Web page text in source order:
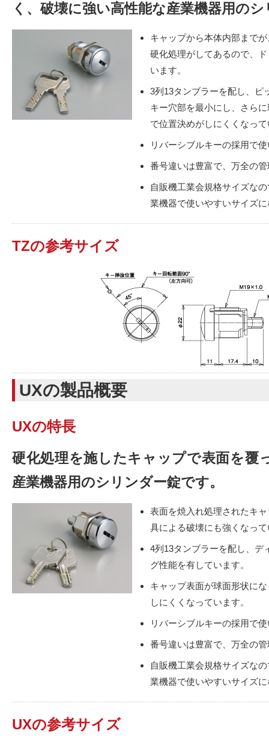
く、破壊に強い高性能な産業機器用の
キャップから本体内部まで
硬化処理がしてあるので、
います。
3列13タンブラーを配し、ピ
キー穴部を最小にし、さら
で位置決めがしにくくなっ
リバーシブルキーの採用で
番号違いは豊富で、万全の
自販機工業会規格サイズな
業機器で使いやすいサイズ
TZの参考サイズ
UXの製品概要
UXの特長
硬化処理を施したキャップで表面を覆
産業機器用のシリンダー錠です。
表面を焼入れ処理されたキ
具による破壊にも強くなっ
4列13タンブラーを配し、デ
グ性能を有しています。
キャップ表面が球面形状に
しにくくなっています。
リバーシブルキーの採用で
番号違いは豊富で、万全の
自販機工業会規格サイズな
業機器で使いやすいサイズ
UXの参考サイズ